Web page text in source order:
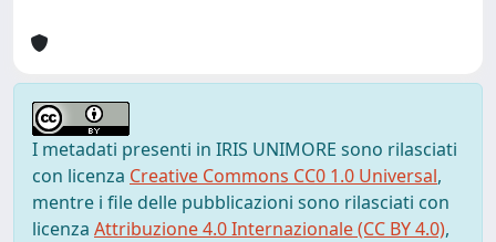
I metadati presenti in IRIS UNIMORE sono rilasciati
con licenza Creative Commons CC0 1.0 Universal,
mentre i file delle pubblicazioni sono rilasciati con
licenza Attribuzione 4.0 Internazionale (CC BY 4.0),